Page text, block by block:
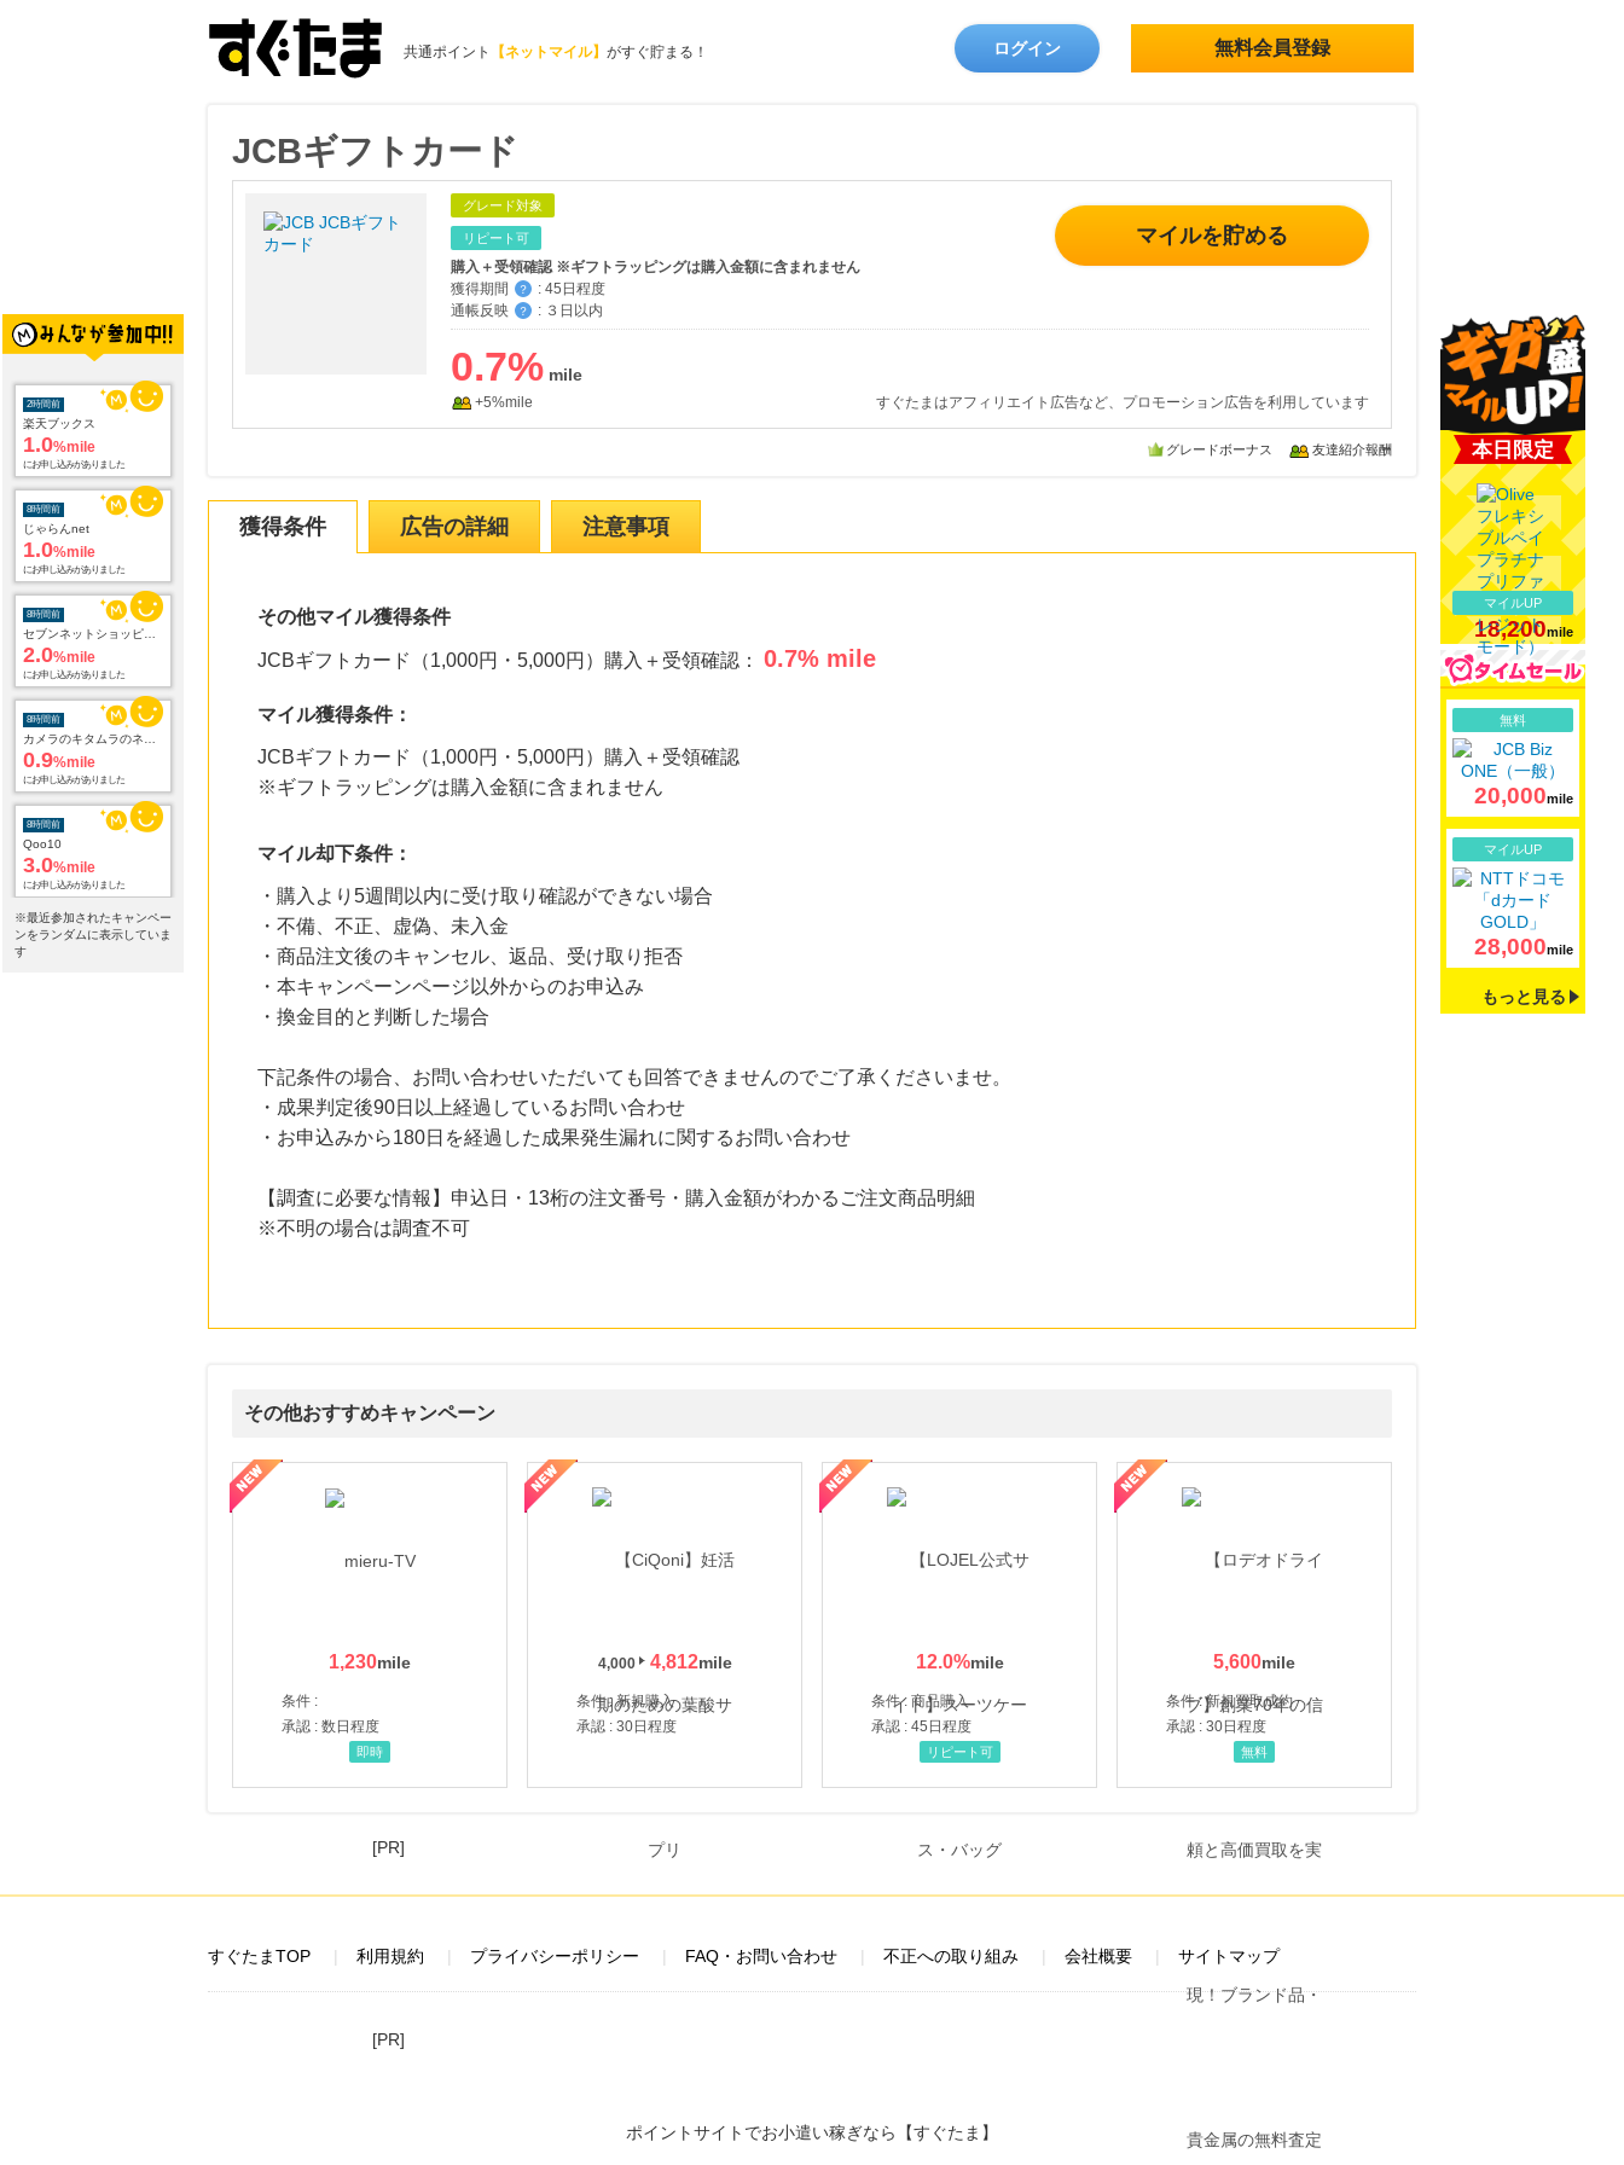
共通ポイント 【ネットマイル】 がすぐ貯まる！ ログイン 無料会員登録
2時間前
楽天ブックス
1.0%mile
にお申し込みがありました
8時間前
じゃらんnet
1.0%mile
にお申し込みがありました
8時間前
2.0%mile
にお申し込みがありました
8時間前
0.9%mile
にお申し込みがありました
8時間前
Qoo10
3.0%mile
にお申し込みがありました
8時間前
※最近参加されたキャンペー
ンをランダムに表示していま
す
JCBギフトカード
グレード対象
リピート可
購入＋受領確認 ※ギフトラッピングは購入金額に含まれません
獲得期間
？ : 45日程度
通帳反映
？ : ３日以内
マイルを貯める
0.7%
+5%mile すぐたまはアフィリエイト広告など、プロモーション広告を利用しています
グレードボーナス 友達紹介報酬
獲得条件 広告の詳細 注意事項
その他マイル獲得条件
JCBギフトカード（1,000円・5,000円）購入＋受領確認： 0.7% mile
マイル獲得条件：
JCBギフトカード（1,000円・5,000円）購入＋受領確認
※ギフトラッピングは購入金額に含まれません
マイル却下条件：
・購入より5週間以内に受け取り確認ができない場合
・不備、不正、虚偽、未入金
・商品注文後のキャンセル、返品、受け取り拒否
・本キャンペーンページ以外からのお申込み
・換金目的と判断した場合
下記条件の場合、お問い合わせいただいても回答できませんのでご了承くださいませ。
・成果判定後90日以上経過しているお問い合わせ
・お申込みから180日を経過した成果発生漏れに関するお問い合わせ
【調査に必要な情報】申込日・13桁の注文番号・購入金額がわかるご注文商品明細
※不明の場合は調査不可
その他おすすめキャンペーン
1,230
条件 :
承認 : 数日程度
即時
4,000 4,812
条件 : 新規購入
承認 : 30日程度
12.0%
条件 : 商品購入
承認 : 45日程度
【LOJEL公式サイト】スーツケース・バッグ
リピート可
5,600
条件 : 新規買取成約
承認 : 30日程度
【ロデオドライブ】創業70年の信頼と高価買取を実現！ブランド品・貴金属の無料査定
無料
本日限定
マイルUP
18,200mile
無料
20,000mile
マイルUP
28,000mile
もっと見る
[PR]
すぐたまTOP 利用規約 プライバシーポリシー FAQ・お問い合わせ 不正への取り組み 会社概要 サイトマップ
[PR]
ポイントサイトでお小遣い稼ぎなら【すぐたま】